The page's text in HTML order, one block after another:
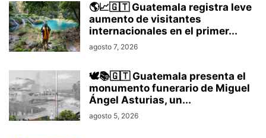
🌎📈🇬🇹 Guatemala registra leve
aumento de visitantes
internacionales en el primer...
agosto 7, 2026
🕊️📚🇬🇹 Guatemala presenta el
monumento funerario de Miguel
Ángel Asturias, un...
agosto 5, 2026